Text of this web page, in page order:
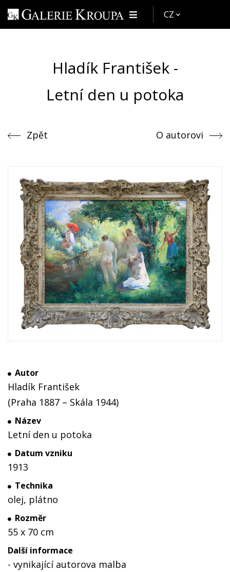
CZ
Hladík František -
Letní den u potoka
Zpět O autorovi
Autor
Hladík František
(Praha 1887 – Skála 1944)
Název
Letní den u potoka
Datum vzniku
1913
Technika
olej, plátno
Rozměr
55 x 70 cm
Další informace
- vynikající autorova malba